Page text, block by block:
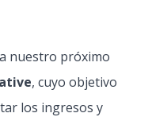
nuestro próximo
, cuyo objetivo
los ingresos y